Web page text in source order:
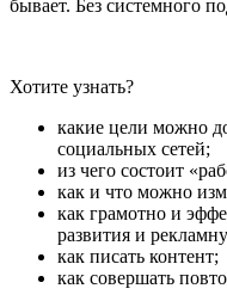
бывает. Без системного
Хотите узнать?
какие цели можно
социальных сетей;
из чего состоит
как и что можно
как грамотно и
развития и
как писать контент;
как совершать